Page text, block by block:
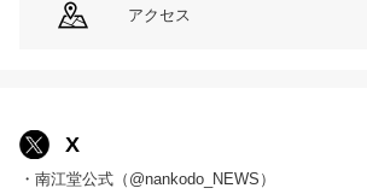
アクセス
X
・南江堂公式（@nankodo_NEWS）